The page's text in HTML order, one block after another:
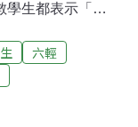
學生都表示「學
家衛生研究院與
童進行流行病學
（硫代二乙
六輕